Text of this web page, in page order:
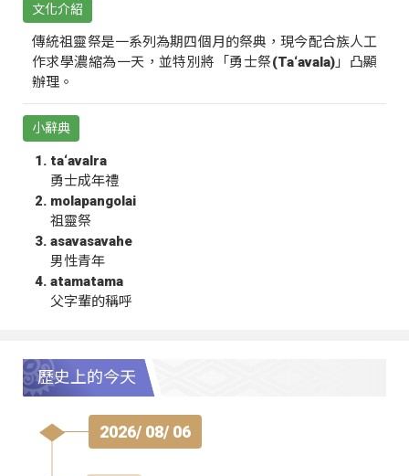
文化介紹
傳統祖靈祭是一系列為期四個月的祭典，現今配合族人工
作求學濃縮為一天，並特別將「勇士祭(Ta‘avala)」凸顯
辦理。
小辭典
ta‘avalra
勇士成年禮
molapangolai
祖靈祭
asavasavahe
男性青年
atamatama
父字輩的稱呼
歷史上的今天
2026/ 08/ 06